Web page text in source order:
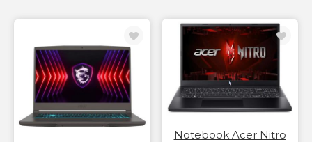
Notebook Acer Nitro